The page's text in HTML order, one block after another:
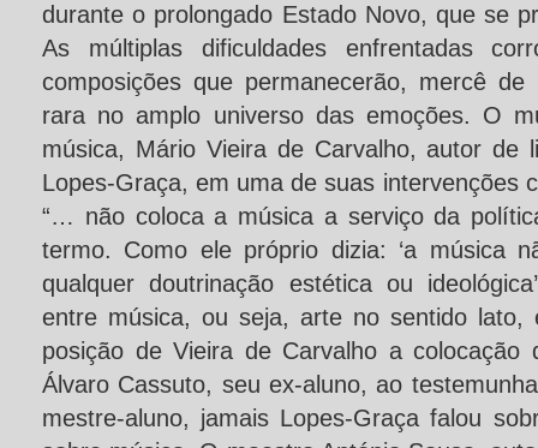
durante o prolongado Estado Novo, que se
As múltiplas dificuldades enfrentadas
composições que permanecerão, mercê
rara no amplo universo das emoções. O
música, Mário Vieira de Carvalho, autor de
Lopes-Graça, em uma de suas intervenções
“… não coloca a música a serviço da
termo. Como ele próprio dizia: ‘a música
qualquer doutrinação estética ou
entre música, ou seja, arte no sentido lato,
posição de Vieira de Carvalho a colocação
Álvaro Cassuto, seu ex-aluno, ao
mestre-aluno, jamais Lopes-Graça falou